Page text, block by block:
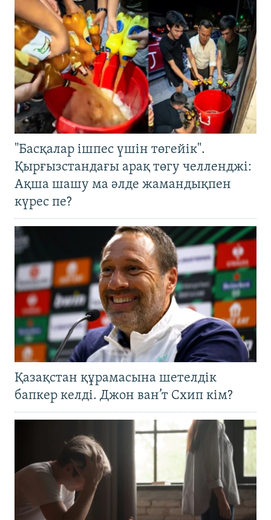
"Басқалар ішпес үшін төгейік".
Қырғызстандағы арақ төгу челленджі:
Ақша шашу ма әлде жамандықпен
күрес пе?
Қазақстан құрамасына шетелдік
бапкер келді. Джон ван’т Схип кім?